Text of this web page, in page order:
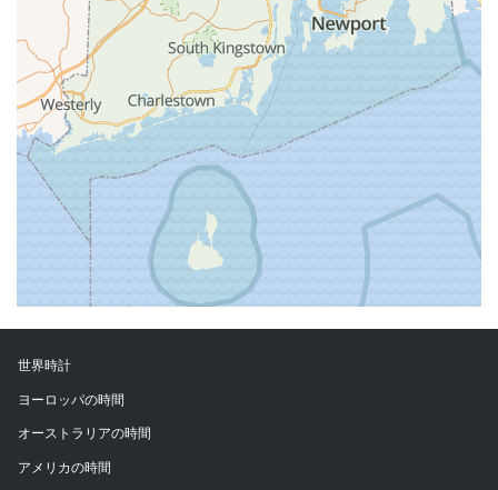
世界時計
ヨーロッパの時間
オーストラリアの時間
アメリカの時間